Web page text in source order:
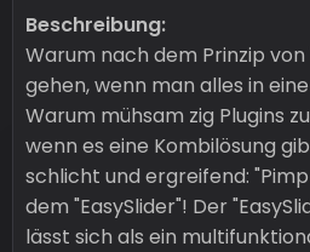
Beschreibung:
Warum nach dem Prinzip von
gehen, wenn man alles in
Warum mühsam zig Plugins
wenn es eine Kombilösung
schlicht und ergreifend:
dem "EasySlider"! Der
lässt sich als ein